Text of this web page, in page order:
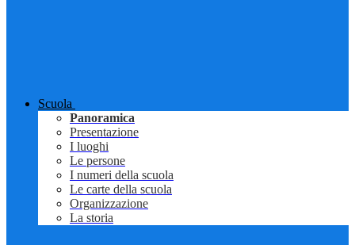
Scuola
Panoramica
Presentazione
I luoghi
Le persone
I numeri della scuola
Le carte della scuola
Organizzazione
La storia